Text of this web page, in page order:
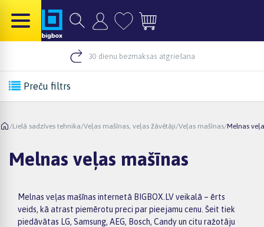
30 dienu bezmaksas atgriešana
Preču filtrs
/Lielā sadzīves tehnika/Veļas mašīnas, veļas žāvētāji/Veļas mašīnas/Melnas
Melnas veļas mašīnas
Melnas veļas mašīnas internetā BIGBOX.LV veikalā – ērts
veids, kā atrast piemērotu preci par pieejamu cenu. Šeit tiek
piedāvātas LG, Samsung, AEG, Bosch, Candy un citu ražotāju